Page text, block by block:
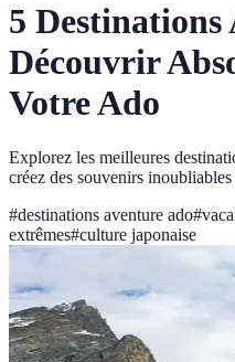
5 Destinations
Découvrir
Votre Ado
Explorez les meilleures
créez des souvenirs
#destinations aventure ado#
extrêmes#culture japonaise